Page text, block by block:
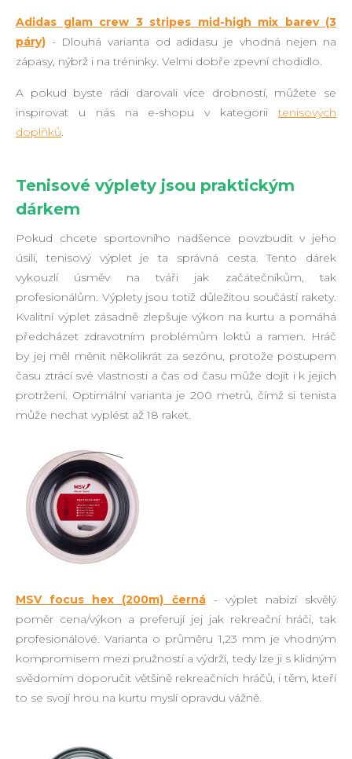
Adidas glam crew 3 stripes mid-high mix barev (3
páry) - Dlouhá varianta od adidasu je vhodná nejen na
zápasy, nýbrž i na tréninky. Velmi dobře zpevní chodidlo.
A pokud byste rádi darovali více drobností, můžete se
inspirovat u nás na e-shopu v kategoriitenisových
doplňků.
Tenisové výplety jsou praktickým
dárkem
Pokud chcete sportovního nadšence povzbudit v jeho
úsilí, tenisový výplet je ta správná cesta. Tento dárek
vykouzlí úsměv na tváři jak začátečníkům, tak
profesionálům. Výplety jsou totiž důležitou součástí rakety.
Kvalitní výplet zásadně zlepšuje výkon na kurtu a pomáhá
předcházet zdravotním problémům loktů a ramen. Hráč
by jej měl měnit několikrát za sezónu, protože postupem
času ztrácí své vlastnosti a čas od času může dojít i k jejich
protržení. Optimální varianta je 200 metrů, čímž si tenista
může nechat vyplést až 18 raket.
MSV focus hex (200m) černá- výplet nabízí skvělý
poměr cena/výkon a preferují jej jak rekreační hráči, tak
profesionálové. Varianta o průměru 1,23 mm je vhodným
kompromisem mezi pružností a výdrží, tedy lze ji s klidným
svědomím doporučit většině rekreačních hráčů, i těm, kteří
to se svojí hrou na kurtu myslí opravdu vážně.